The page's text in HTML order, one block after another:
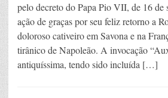
pelo decreto do Papa Pio VII, de 16 de
ação de graças por seu feliz retorno a
doloroso cativeiro em Savona e na
tirânico de Napoleão. A invocação
antiquíssima, tendo sido incluída […]